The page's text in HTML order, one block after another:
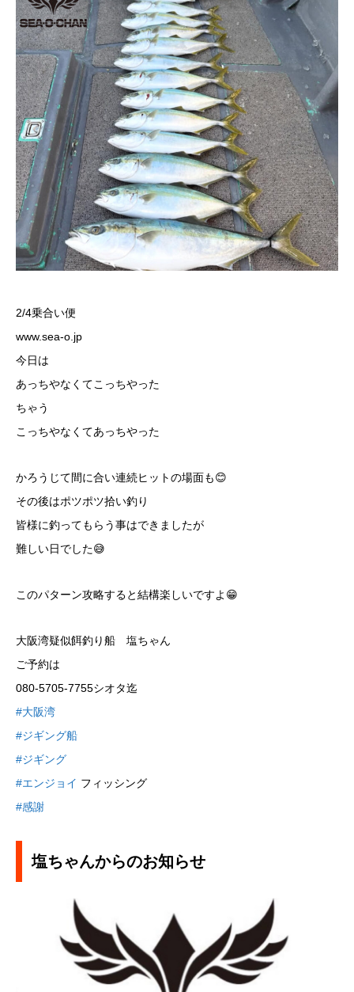
2/4乗合い便
www.sea-o.jp
今日は
あっちやなくてこっちやった
ちゃう
こっちやなくてあっちやった
かろうじて間に合い連続ヒットの場面も😊
その後はポツポツ拾い釣り
皆様に釣ってもらう事はできましたが
難しい日でした😅
このパターン攻略すると結構楽しいですよ😁
大阪湾疑似餌釣り船 塩ちゃん
ご予約は
080-5705-7755シオタ迄
#大阪湾
#ジギング船
#ジギング
#エンジョイ フィッシング
#感謝
塩ちゃんからのお知らせ